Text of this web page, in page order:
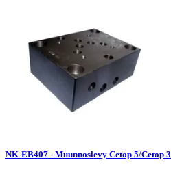
NK-EB407 - Muunnoslevy Cetop 5/Cetop 3